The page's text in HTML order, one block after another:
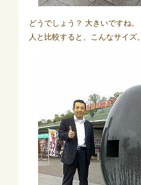
どうでしょう？ 大きいですね。
人と比較すると、こんなサイズ。